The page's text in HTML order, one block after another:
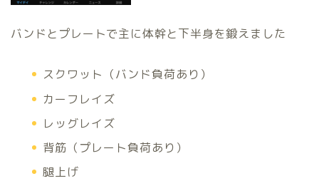
バンドとプレートで主に体幹と下半身を鍛えました
スクワット（バンド負荷あり）
カーフレイズ
レッグレイズ
背筋（プレート負荷あり）
腿上げ